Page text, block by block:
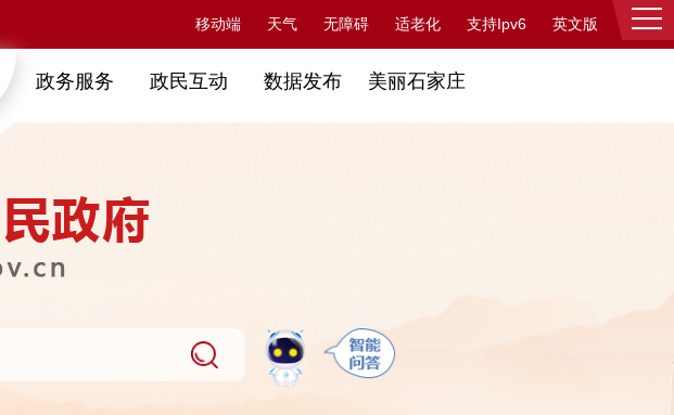
移动端 天气 无障碍 适老化 支持Ipv6 英文版 登录
政务服务 政民互动 数据发布 美丽石家庄